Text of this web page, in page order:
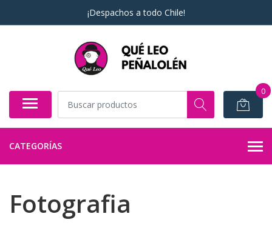
¡Despachos a todo Chile!
0
CATEGORÍAS
Fotografia